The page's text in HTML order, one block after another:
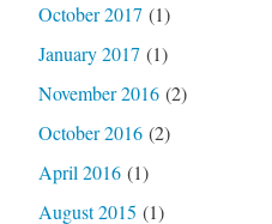
October 2017 (1)
January 2017 (1)
November 2016(2)
October 2016(2)
April 2016(1)
August 2015 (1)